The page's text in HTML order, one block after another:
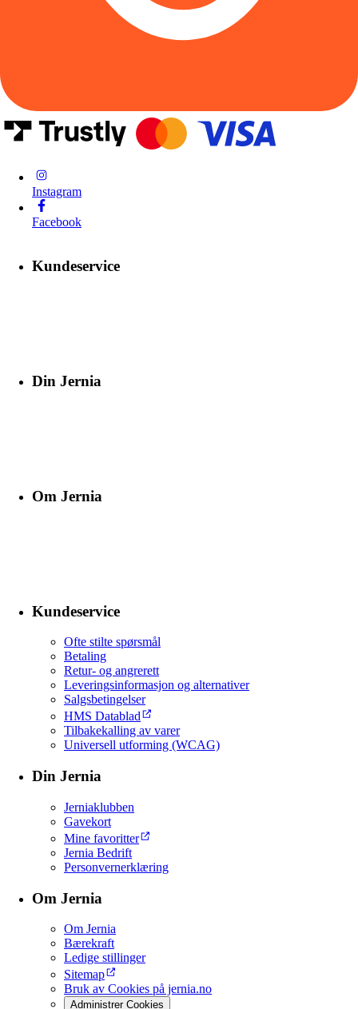
Instagram
Facebook
Kundeservice
Din Jernia
Om Jernia
Kundeservice
Ofte stilte spørsmål
Betaling
Retur- og angrerett
Leveringsinformasjon og alternativer
Salgsbetingelser
HMS Datablad
Tilbakekalling av varer
Universell utforming (WCAG)
Din Jernia
Jerniaklubben
Gavekort
Mine favoritter
Jernia Bedrift
Personvernerklæring
Om Jernia
Om Jernia
Bærekraft
Ledige stillinger
Sitemap
Bruk av Cookies på jernia.no
Administrer Cookies